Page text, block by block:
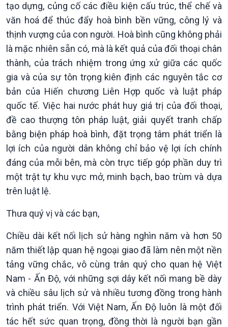
VOV1 đặc biệt
Thanh âm ký sự
Chân dung cuộc sống
Các chương trình đặc biệt
tạo dựng, củng cố các điều kiện cấu trúc, thể chế và
văn hoá để thúc đẩy hoà bình bền vững, công lý và
thịnh vượng của con người. Hoà bình cũng không phải
là mặc nhiên sẵn có, mà là kết quả của đối thoại chân
thành, của trách nhiệm trong ứng xử giữa các quốc
gia và của sự tôn trọng kiên định các nguyên tắc cơ
bản của Hiến chương Liên Hợp quốc và luật pháp
quốc tế. Việc hai nước phát huy giá trị của đối thoại,
đề cao thượng tôn pháp luật, giải quyết tranh chấp
bằng biện pháp hoà bình, đặt trọng tâm phát triển là
lợi ích của người dân không chỉ bảo vệ lợi ích chính
đáng của mỗi bên, mà còn trực tiếp góp phần duy trì
một trật tự khu vực mở, minh bạch, bao trùm và dựa
trên luật lệ.
Thưa quý vị và các bạn,
Chiều dài kết nối lịch sử hàng nghìn năm và hơn 50
năm thiết lập quan hệ ngoại giao đã làm nên một nền
tảng vững chắc, vô cùng trân quý cho quan hệ Việt
Nam - Ấn Độ, với những sợi dây kết nối mang bề dày
và chiều sâu lịch sử và nhiều tương đồng trong hành
trình phát triển. Với Việt Nam, Ấn Độ luôn là một đối
tác hết sức quan trọng, đồng thời là người bạn gần